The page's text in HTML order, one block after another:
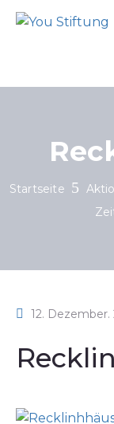
Startseite
12. Dezember.